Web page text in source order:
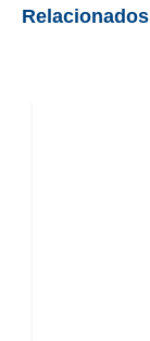
Relacionados